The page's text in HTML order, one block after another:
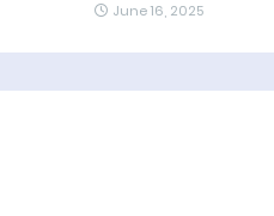
June 16, 2025